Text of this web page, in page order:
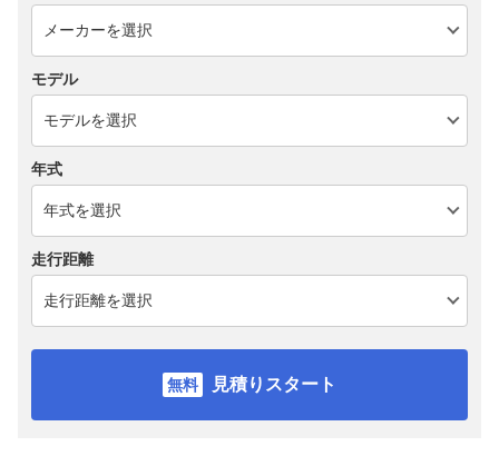
モデル
年式
走行距離
見積りスタート